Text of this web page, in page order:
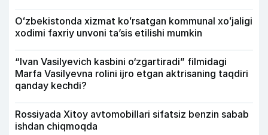
Oʻzbekistonda xizmat koʻrsatgan kommunal xoʻjaligi
xodimi faxriy unvoni taʼsis etilishi mumkin
“Ivan Vasilyevich kasbini o‘zgartiradi” filmidagi
Marfa Vasilyevna rolini ijro etgan aktrisaning taqdiri
qanday kechdi?
Rossiyada Xitoy avtomobillari sifatsiz benzin sabab
ishdan chiqmoqda